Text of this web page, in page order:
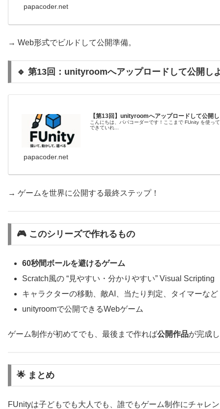
papacoder.net
→ Web形式でビルドして公開準備。
🔹 第13回：unityroomへアップロードして公開し
【第13回】unityroomへアップロードして公開
こんにちは、パパコーダーです！ここまで FUnity を使っ
できていれ...
papacoder.net
→ ゲームを世界に公開する最終ステップ！
🎮 このシリーズで作れるもの
60秒間ボールを避けるゲーム
Scratch風の “見やすい・分かりやすい” Visual Scripting
キャラクターの移動、敵AI、当たり判定、タイマーなど
unityroomで公開できるWebゲーム
ゲーム制作が初めてでも、最後まで作れば公開作品が完成
🌟 まとめ
FUnityは子どもでも大人でも、誰でもゲーム制作にチャレ